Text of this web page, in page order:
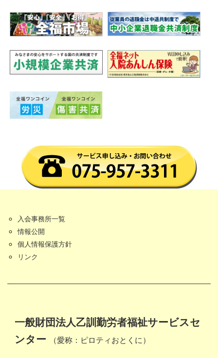
入会事務所一覧
情報公開
個人情報保護方針
リンク
一般財団法人乙訓勤労者福祉サービスセ
ンター
（愛称：ピロティおとくに）